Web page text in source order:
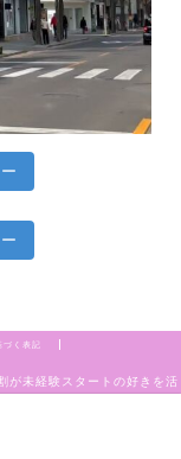
づく表記
未経験スタートの好きを活